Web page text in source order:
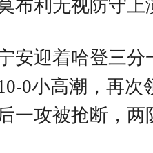
布利无视防守上
安迎着哈登三
0小高潮，再
一攻被抢断，两